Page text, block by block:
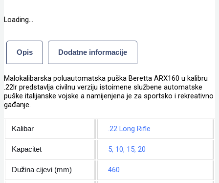
Loading...
Opis Dodatne informacije
Malokalibarska poluautomatska puška Beretta ARX160 u kalibru
.22lr predstavlja civilnu verziju istoimene službene automatske
puške italijanske vojske a namijenjena je za sportsko i rekreativno
gađanje.
Kalibar .22 Long Rifle
Kapacitet 5, 10, 15, 20
Dužina cijevi (mm) 460